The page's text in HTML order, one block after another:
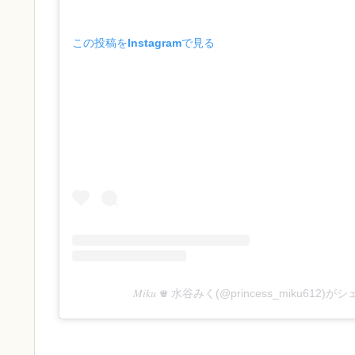
この投稿をInstagramで見る
𝑀𝑖𝑘𝑢 ♛ 水谷みく(@princess_miku612)がシ